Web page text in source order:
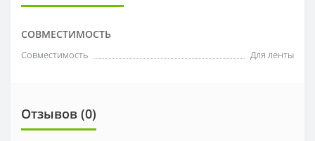
СОВМЕСТИМОСТЬ
Совместимость Для ленты
Отзывов (0)